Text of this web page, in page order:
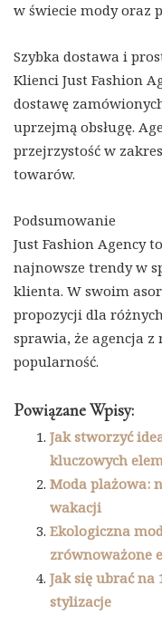
w świecie mody oraz
Szybka dostawa i
Klienci Just Fashion
dostawę
uprzejmą obsługę.
przejrzystość w
towarów.
Podsumowanie
Just Fashion Agency
najnowsze trendy w
klienta. W swoim
propozycji dla
sprawia, że agencja
popularność.
Powiązane Wpisy:
Jak stworzyć
kluczowych
Moda plażowa:
wakacji
Ekologiczna
zrównoważone
Jak się ubrać na
stylizacje